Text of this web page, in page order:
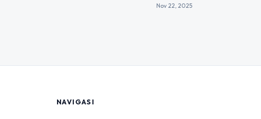
Nov 22, 2025
NAVIGASI